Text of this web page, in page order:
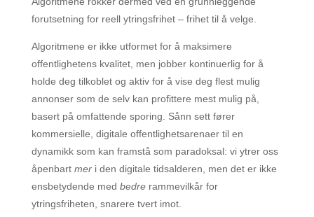
forutsetning for reell ytringsfrihet – frihet til å velge.
Algoritmene er ikke utformet for å maksimere
offentlighetens kvalitet, men jobber kontinuerlig for å
holde deg tilkoblet og aktiv for å vise deg flest mulig
annonser som de selv kan profittere mest mulig på,
basert på omfattende sporing. Sånn sett fører
kommersielle, digitale offentlighetsarenaer til en
dynamikk som kan framstå som paradoksal: vi ytrer oss
åpenbart meri den digitale tidsalderen, men det er ikke
ensbetydende med bedrerammevilkår for
ytringsfriheten, snarere tvert imot.